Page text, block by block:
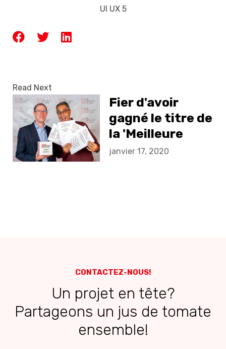
UI UX 5
Read Next
Fier d'avoir
gagné le titre de
la 'Meilleure
Agence Mobile'
janvier 17, 2020
CONTACTEZ-NOUS!
Un projet en tête?
Partageons un jus de tomate
ensemble!